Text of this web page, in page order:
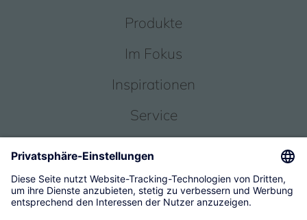
Produkte
Im Fokus
Inspirationen
Service
© 2026 KWC Group Management AG